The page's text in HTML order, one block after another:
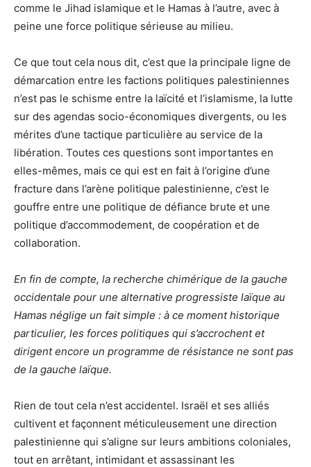
comme le Jihad islamique et le Hamas à l’autre, avec à
peine une force politique sérieuse au milieu.
Ce que tout cela nous dit, c’est que la principale ligne de
démarcation entre les factions politiques palestiniennes
n’est pas le schisme entre la laïcité et l’islamisme, la lutte
sur des agendas socio-économiques divergents, ou les
mérites d’une tactique particulière au service de la
libération. Toutes ces questions sont importantes en
elles-mêmes, mais ce qui est en fait à l’origine d’une
fracture dans l’arène politique palestinienne, c’est le
gouffre entre une politique de défiance brute et une
politique d’accommodement, de coopération et de
collaboration.
En fin de compte, la recherche chimérique de la gauche
occidentale pour une alternative progressiste laïque au
Hamas néglige un fait simple : à ce moment historique
particulier, les forces politiques qui s’accrochent et
dirigent encore un programme de résistance ne sont pas
de la gauche laïque.
Rien de tout cela n’est accidentel. Israël et ses alliés
cultivent et façonnent méticuleusement une direction
palestinienne qui s’aligne sur leurs ambitions coloniales,
tout en arrêtant, intimidant et assassinant les